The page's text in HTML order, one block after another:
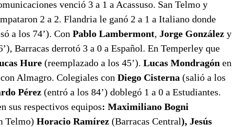
venció 3 a 1 a Acassuso. San Telmo y
2 a 2. Flandria le ganó 2 a 1 a Italiano donde
a los 74’). Con Pablo Lambermont, Jorge González y
Barracas derrotó 3 a 0 a Español. En Temperley que
Hure (reemplazado a los 45’). Lucas Mondragón en
Almagro. Colegiales con Diego Cisterna (salió a los
Pérez (entró a los 84’) doblegó 1 a 0 a Estudiantes.
sus respectivos equipos: Maximiliano Bogni
Telmo) Horacio Ramírez (Barracas Central), Jesús